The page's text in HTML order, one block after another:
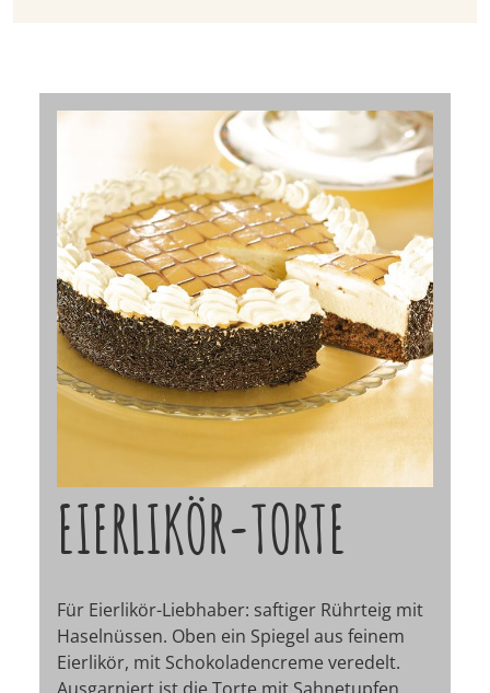
EIERLIKÖR-TORTE
Für Eierlikör-Liebhaber: saftiger Rührteig mit
Haselnüssen. Oben ein Spiegel aus feinem
Eierlikör, mit Schokoladencreme veredelt.